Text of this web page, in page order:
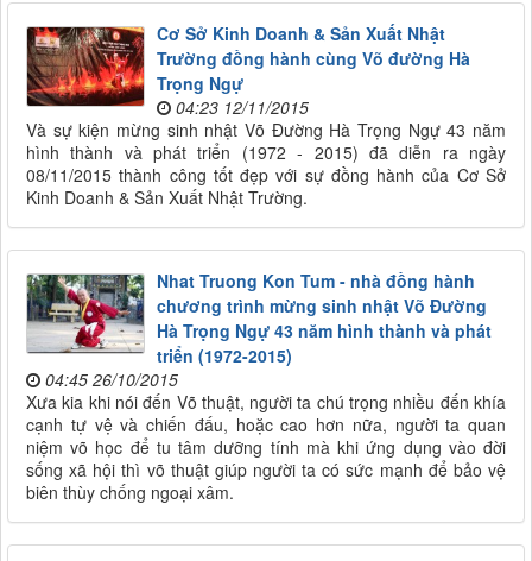
Cơ Sở Kinh Doanh & Sản Xuất Nhật
Trường đồng hành cùng Võ đường Hà
Trọng Ngự
04:23 12/11/2015
Và sự kiện mừng sinh nhật Võ Đường Hà Trọng Ngự 43 năm
hình thành và phát triển (1972 - 2015) đã diễn ra ngày
08/11/2015 thành công tốt đẹp với sự đồng hành của Cơ Sở
Kinh Doanh & Sản Xuất Nhật Trường.
Nhat Truong Kon Tum - nhà đồng hành
chương trình mừng sinh nhật Võ Đường
Hà Trọng Ngự 43 năm hình thành và phát
triển (1972-2015)
04:45 26/10/2015
Xưa kia khi nói đến Võ thuật, người ta chú trọng nhiều đến khía
cạnh tự vệ và chiến đấu, hoặc cao hơn nữa, người ta quan
niệm võ học để tu tâm dưỡng tính mà khi ứng dụng vào đời
sống xã hội thì võ thuật giúp người ta có sức mạnh để bảo vệ
biên thùy chống ngoại xâm.